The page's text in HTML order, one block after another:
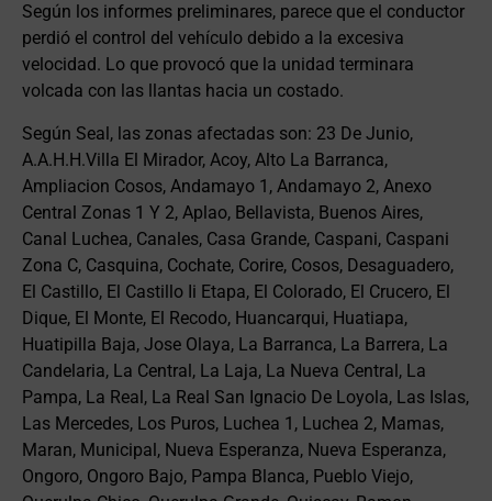
Según los informes preliminares, parece que el conductor
perdió el control del vehículo debido a la excesiva
velocidad. Lo que provocó que la unidad terminara
volcada con las llantas hacia un costado.
Según Seal, las zonas afectadas son: 23 De Junio,
A.A.H.H.Villa El Mirador, Acoy, Alto La Barranca,
Ampliacion Cosos, Andamayo 1, Andamayo 2, Anexo
Central Zonas 1 Y 2, Aplao, Bellavista, Buenos Aires,
Canal Luchea, Canales, Casa Grande, Caspani, Caspani
Zona C, Casquina, Cochate, Corire, Cosos, Desaguadero,
El Castillo, El Castillo Ii Etapa, El Colorado, El Crucero, El
Dique, El Monte, El Recodo, Huancarqui, Huatiapa,
Huatipilla Baja, Jose Olaya, La Barranca, La Barrera, La
Candelaria, La Central, La Laja, La Nueva Central, La
Pampa, La Real, La Real San Ignacio De Loyola, Las Islas,
Las Mercedes, Los Puros, Luchea 1, Luchea 2, Mamas,
Maran, Municipal, Nueva Esperanza, Nueva Esperanza,
Ongoro, Ongoro Bajo, Pampa Blanca, Pueblo Viejo,